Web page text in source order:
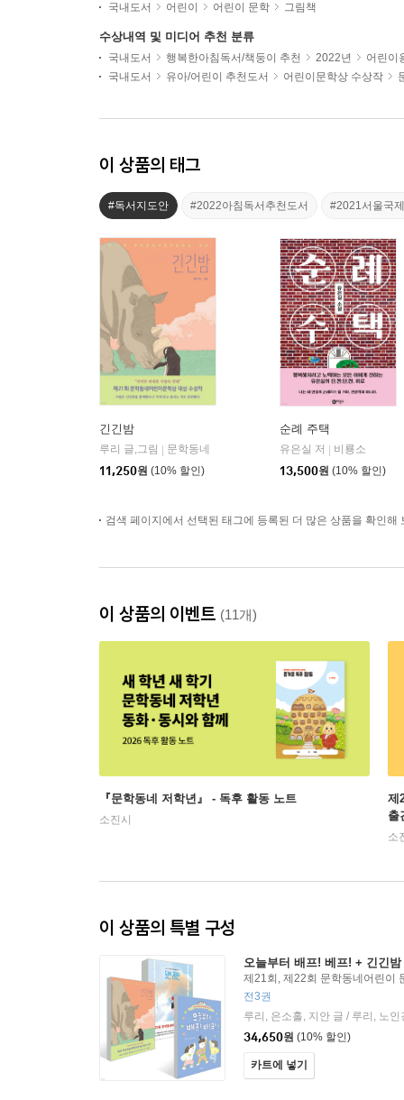
국내도서
어린이 어린이 문학 그림책
수상내역 및 미디어 추천 분류
국내도서 행복한아침독서/책둥이 추천 2022년
어린이
국내도서
유아/어린이 추천도서 어린이문학상 수상작
이 상품의 태그
#독서지도안 #2022아침독서추천도서 #2021서울국
긴긴밤
루리 글,그림
문학동네
11,250원 (10% 할인)
순례 주택
유은실 저
비룡소
13,500원 (10% 할인)
검색 페이지에서 선택된 태그에 등록된 더 많은 상품을 확인해
이 상품의 이벤트 (11개)
『문학동네 저학년』 - 독후 활동 노트
소진시
제
출
소
이 상품의 특별 구성
오늘부터 배프! 베프! + 긴긴
제21회, 제22회 문학동네어린이
전3권
루리, 은소홀, 지안 글 / 루리, 노
34,650원 (10% 할인)
카트에 넣기